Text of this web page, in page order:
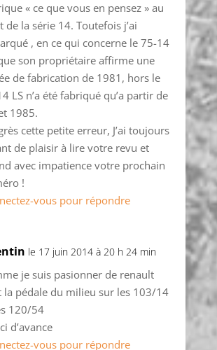
« ce que vous en pensez » au
de la série 14. Toutefois j’ai
, en ce qui concerne le 75-14
son propriétaire affirme une
de fabrication de 1981, hors le
LS n’a été fabriqué qu’a partir de
1985.
cette petite erreur, J’ai toujours
de plaisir à lire votre revu et
avec impatience votre prochain
!
vous pour répondre
le 17 juin 2014 à 20 h 24 min
je suis pasionner de renault
la pédale du milieu sur les 103/14
120/54
d’avance
vous pour répondre